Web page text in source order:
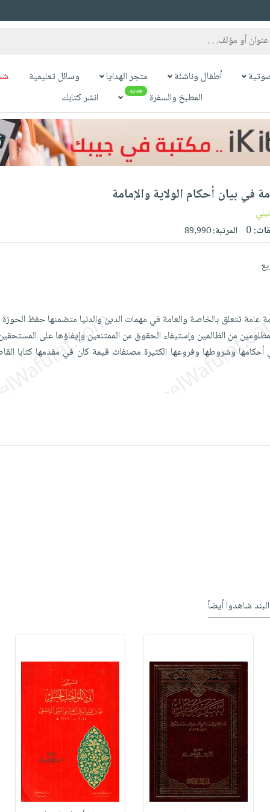
أطفال وناشئة متجر الهدايا وسائل تعليمية
المطبخ والسفرة
جديد انشر كتابك
في بيان أحكام الولاية والإمامة
0 المرتبة:89,990
عامة تتعلق بالخاصة والعامة في مهمات الدين والدنيا متضمنها حفظ الحوزة
من الظالمين وإستيفاء الحقوق من الممتنعين وإيفاؤها على
وشروطها وفروعها الكثيرة مصنفات قيمة كان في مقدمها كتابا
شاهدوا أيضاً